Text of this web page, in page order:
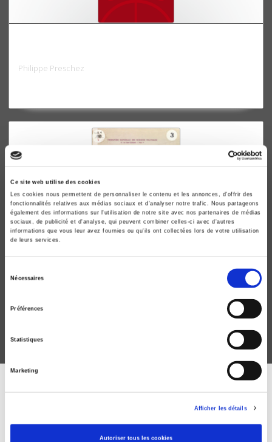
Ce site web utilise des cookies
Les cookies nous permettent de personnaliser le contenu et les annonces, d'offrir des
fonctionnalités relatives aux médias sociaux et d'analyser notre trafic. Nous partageons
également des informations sur l'utilisation de notre site avec nos partenaires de médias
sociaux, de publicité et d'analyse, qui peuvent combiner celles-ci avec d'autres
informations que vous leur avez fournies ou qu'ils ont collectées lors de votre utilisation
de leurs services.
Nécessaires
Préférences
Statistiques
Marketing
Afficher les détails
Autoriser tous les cookies
Philippe Preschez
Essai sur la démocratie au Cambodge
Philippe Preschez
DISCOVER OUR JOURNALS
Subscribe today